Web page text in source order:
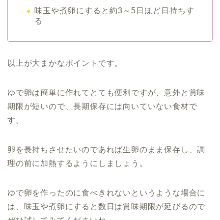
味玉や煮卵にすると約3～5日ほど日持ちす
る
以上が大まかなポイントです。
ゆで卵は簡単に作れてとても便利ですが、意外と賞味
期限が短いので、長期保存には向いていない食材で
す。
卵を長持ちさせたいのであれば生卵のまま保存し、調
理の前に加熱するようにしましょう。
ゆで卵を作ったのに食べきれないというような場合に
は、味玉や煮卵にすると数日は賞味期限が延びるので